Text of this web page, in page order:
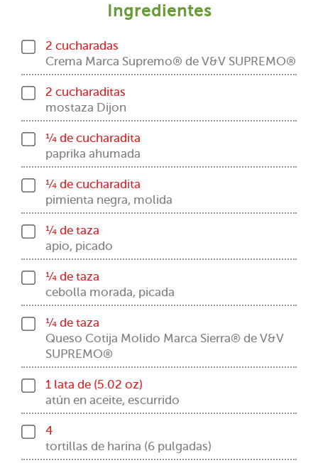
Ingredientes
2 cucharadas
Crema Marca Supremo® de V&V SUPREMO®
2 cucharaditas
mostaza Dijon
¼ de cucharadita
paprika ahumada
¼ de cucharadita
pimienta negra, molida
¼ de taza
apio, picado
¼ de taza
cebolla morada, picada
¼ de taza
Queso Cotija Molido Marca Sierra® de V&V
SUPREMO®
1 lata de (5.02 oz)
atún en aceite, escurrido
4
tortillas de harina (6 pulgadas)